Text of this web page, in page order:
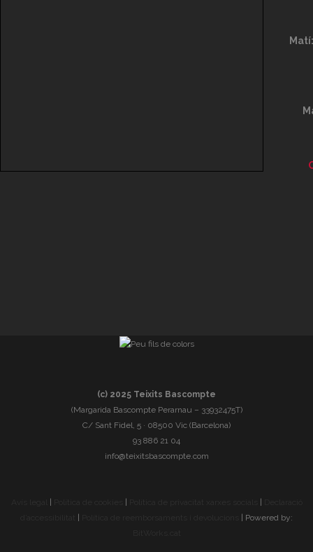
Matí:
(c) 2025 Teixits Bascompte
(Margarida Bascompte Perarnau – 33932475T)
C/ Sant Fidel, 5 · 08500 Vic (Barcelona)
93 886 21 04
info@teixitsbascompte.com
| | |
|
| Powered by: